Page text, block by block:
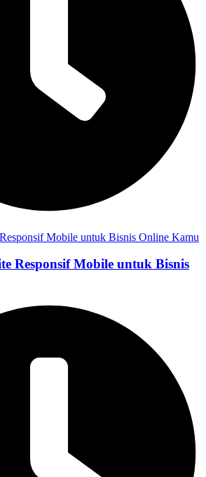
Responsif Mobile untuk Bisnis